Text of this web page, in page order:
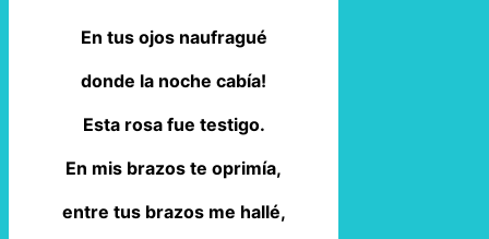
En tus ojos naufragué
donde la noche cabía!
Esta rosa fue testigo.
En mis brazos te oprimía,
entre tus brazos me hallé,